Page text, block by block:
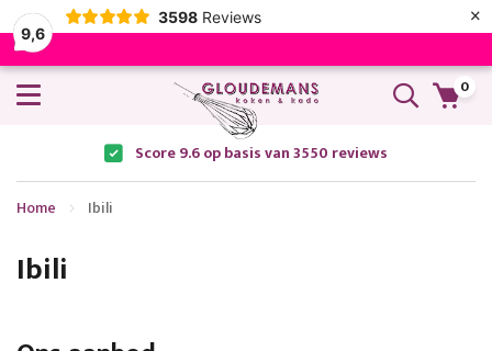
9,6
3598 Reviews ×
0
Score 9.6 op basis van 3550 reviews
Home Ibili
Ibili